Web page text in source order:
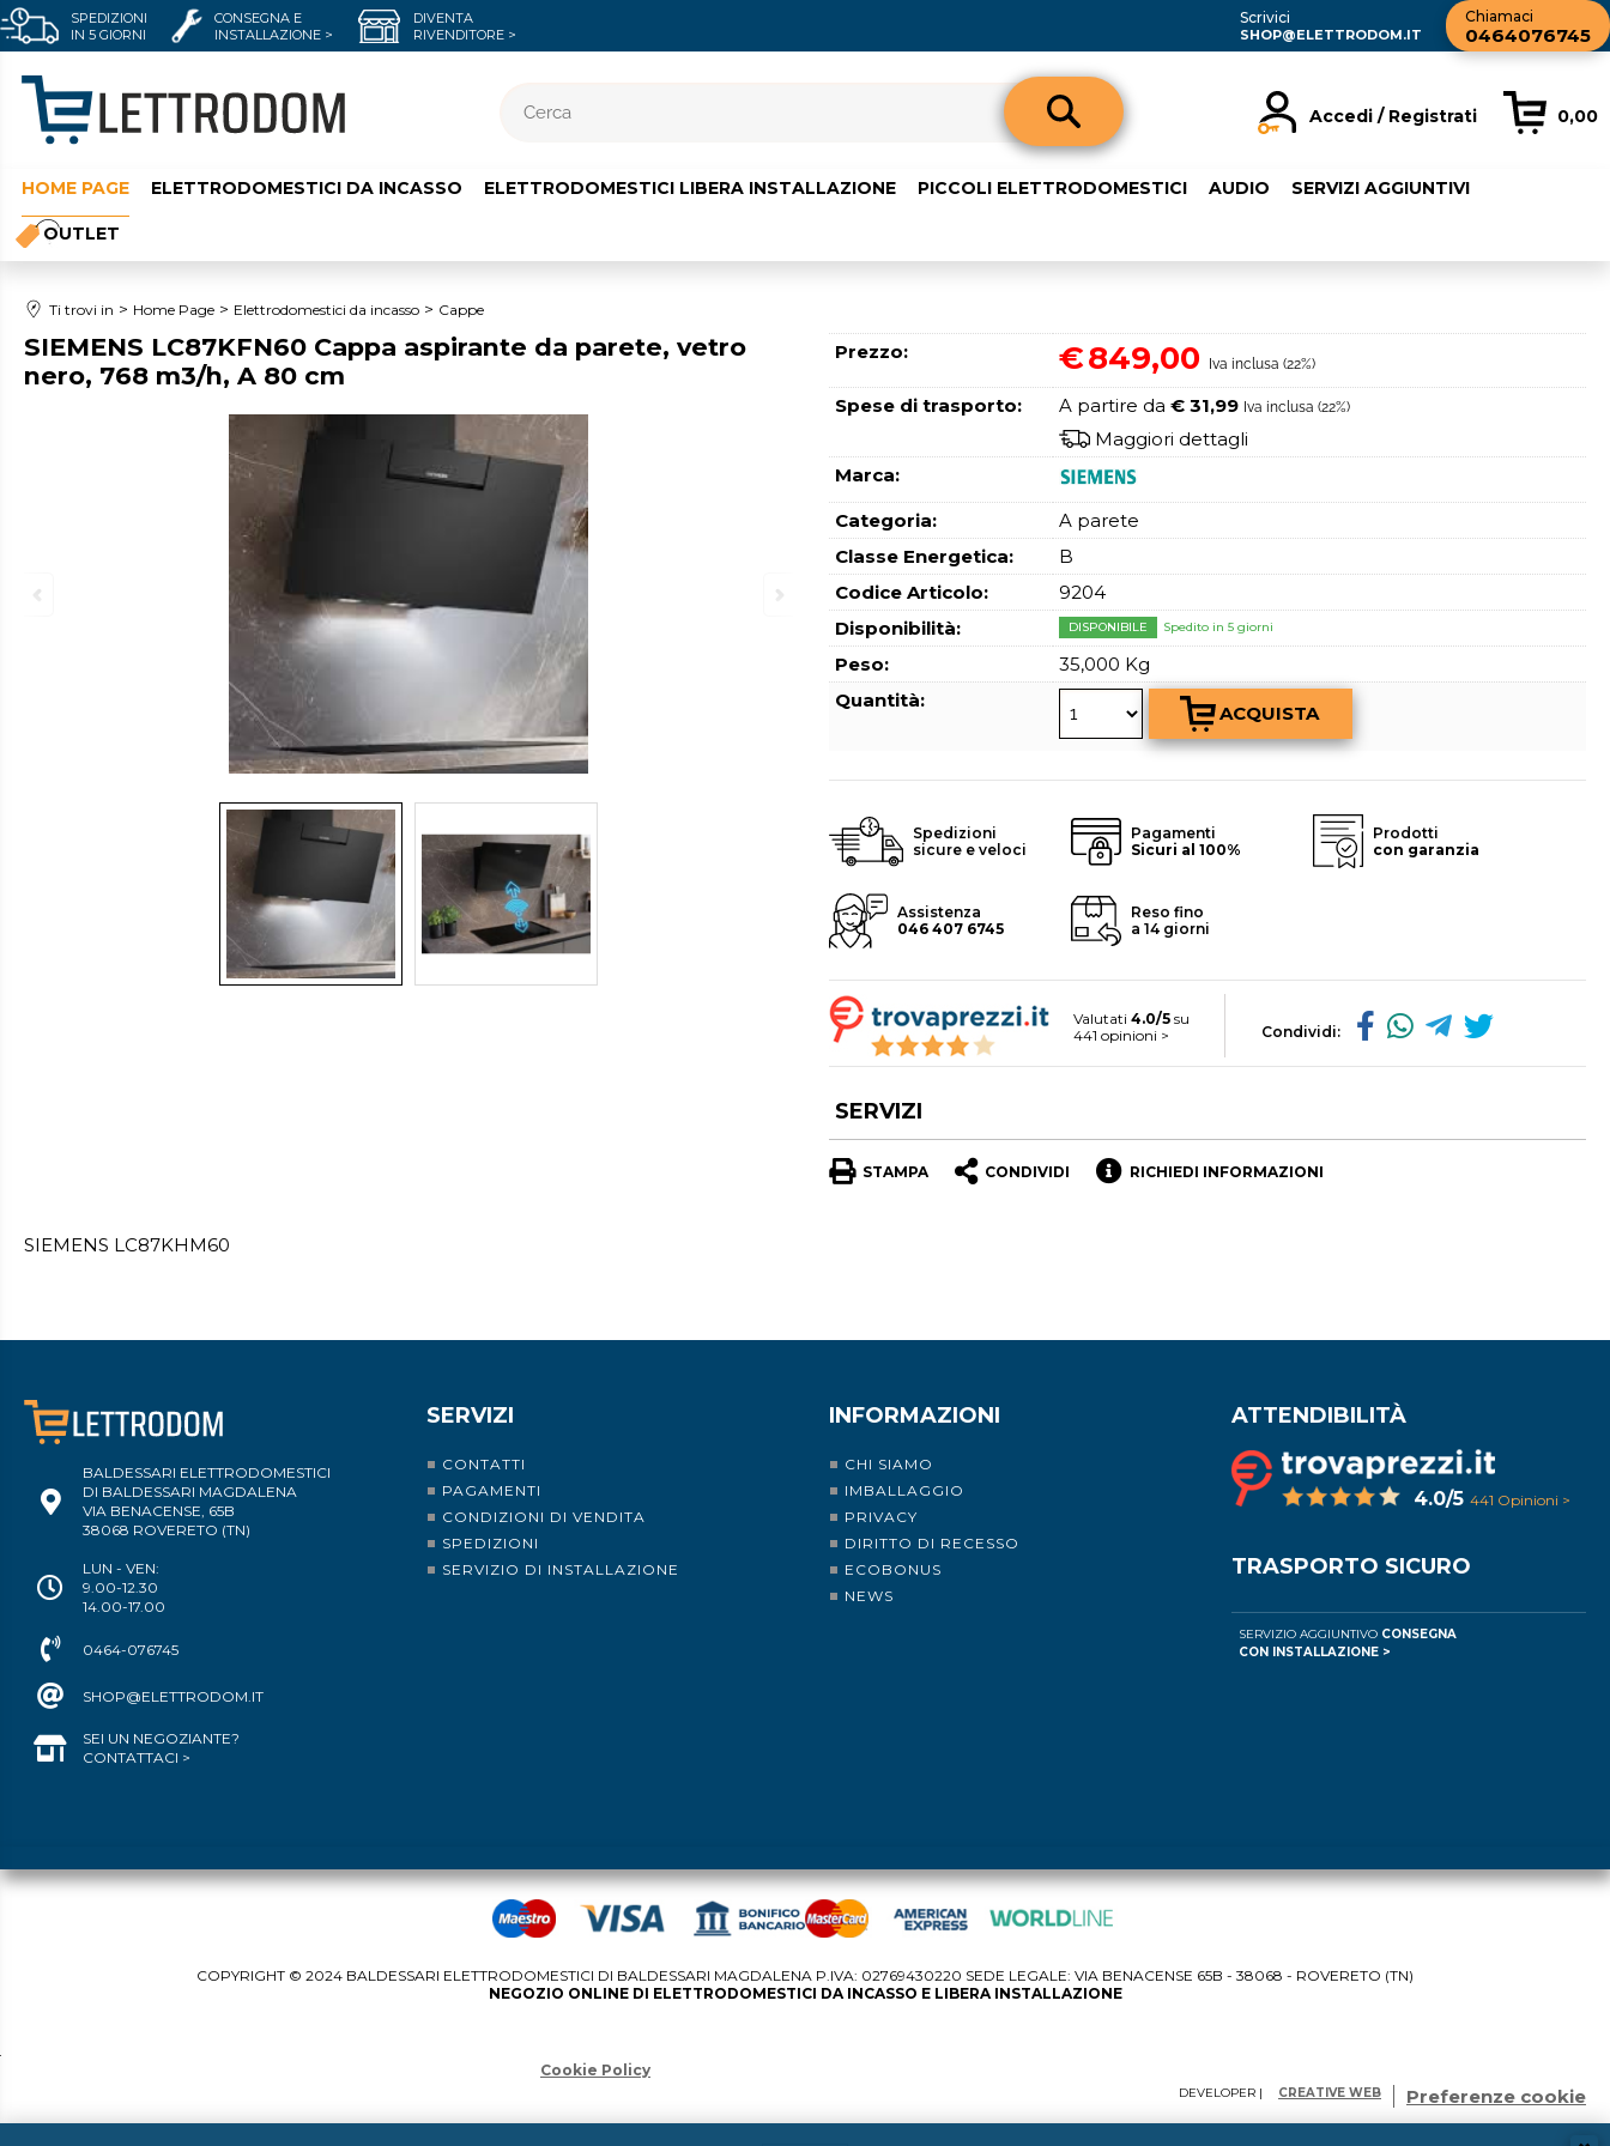
SPEDIZIONI
IN 5 GIORNI
CONSEGNA E
INSTALLAZIONE >
DIVENTA
RIVENDITORE >
Scrivici
SHOP@ELETTRODOM.IT
Chiamaci
0464076745
Accedi / Registrati
clicca sul pulsante "Accedi"
Password:
Hai perso la password?
"Registrati"
0,00
HOME PAGE ELETTRODOMESTICI DA INCASSO ELETTRODOMESTICI LIBERA INSTALLAZIONE PICCOLI ELETTRODOMESTICI AUDIO SERVIZI AGGIUNTIVI
OUTLET
Ti trovi in Home Page Elettrodomestici da incasso Cappe
SIEMENS LC87KFN60 Cappa aspirante da parete, vetro
nero, 768 m3/h, A 80 cm
Prezzo: €849,00 Iva inclusa (22%)
Spese di trasporto: A partire da € 31,99 Iva inclusa (22%)
Maggiori dettagli
Marca:
Categoria:
A parete
Classe Energetica:
B
Codice Articolo:
9204
Disponibilità:
DISPONIBILE Spedito in 5 giorni
Peso:
35,000 Kg
Quantità:
Spedizioni
sicure e veloci
Pagamenti
Sicuri al 100%
Prodotti
con garanzia
Assistenza
046 407 6745
Reso fino
a 14 giorni
Valutati 4.0/5 su
441 opinioni >
Condividi:
SERVIZI
STAMPA CONDIVIDI RICHIEDI INFORMAZIONI
SIEMENS LC87KHM60
BALDESSARI ELETTRODOMESTICI
DI BALDESSARI MAGDALENA
VIA BENACENSE, 65B
38068 ROVERETO (TN)
LUN - VEN:
9.00-12.30
14.00-17.00
0464-076745
SHOP@ELETTRODOM.IT
SEI UN NEGOZIANTE?
CONTATTACI >
SERVIZI
CONTATTI
PAGAMENTI
CONDIZIONI DI VENDITA
SPEDIZIONI
SERVIZIO DI INSTALLAZIONE
INFORMAZIONI
CHI SIAMO
IMBALLAGGIO
PRIVACY
DIRITTO DI RECESSO
ECOBONUS
NEWS
ATTENDIBILITÀ
4.0/5 441 Opinioni >
TRASPORTO SICURO
SERVIZIO AGGIUNTIVO CONSEGNA
CON INSTALLAZIONE >
COPYRIGHT © 2024 BALDESSARI ELETTRODOMESTICI DI BALDESSARI MAGDALENA P.IVA: 02769430220 SEDE LEGALE: VIA BENACENSE 65B - 38068 - ROVERETO (TN)
NEGOZIO ONLINE DI ELETTRODOMESTICI DA INCASSO E LIBERA INSTALLAZIONE
Cookie Policy
DEVELOPER | CREATIVE WEB Preferenze cookie